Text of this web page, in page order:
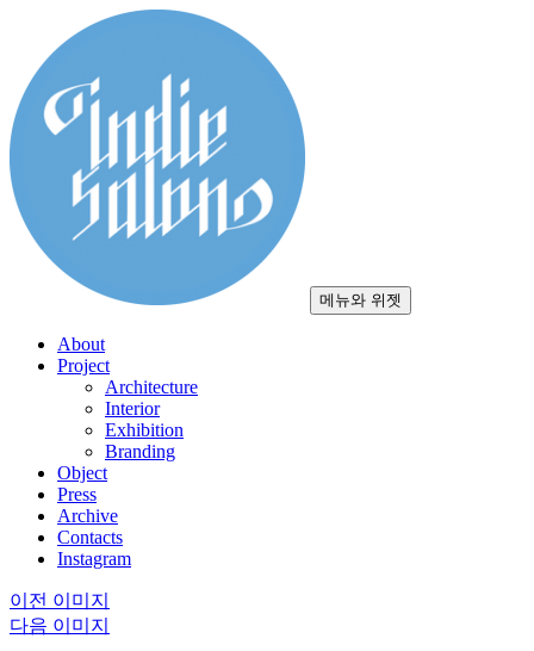
로
건
너
뛰
기
메뉴와 위젯
About
Project
Architecture
Interior
Exhibition
Branding
Object
Press
Archive
Contacts
Instagram
이전 이미지
다음 이미지